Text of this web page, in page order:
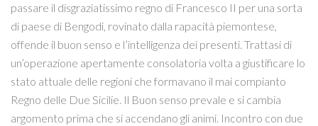
passare il disgraziatissimo regno di Francesco II per una sorta
di paese di Bengodi, rovinato dalla rapacità piemontese,
offende il buon senso e l’intelligenza dei presenti. Trattasi di
un’operazione apertamente consolatoria volta a giustificare lo
stato attuale delle regioni che formavano il mai compianto
Regno delle Due Sicilie. Il Buon senso prevale e si cambia
argomento prima che si accendano gli animi. Incontro con due